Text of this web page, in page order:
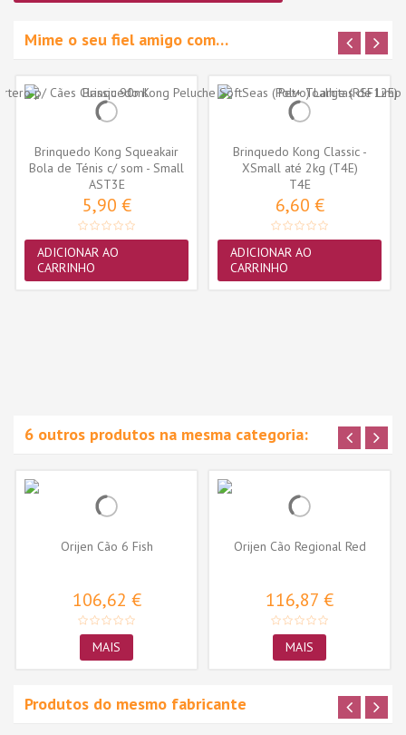
Mime o seu fiel amigo com…
Brinquedo Kong Squeakair
Bola de Ténis c/ som - Small
-...
AST3E
5,90 €
ADICIONAR AO
CARRINHO
Brinquedo Kong Classic -
XSmall até 2kg (T4E)
T4E
6,60 €
ADICIONAR AO
CARRINHO
6 outros produtos na mesma categoria:
Orijen Cão 6 Fish
106,62 €
MAIS
Orijen Cão Regional Red
116,87 €
MAIS
Produtos do mesmo fabricante